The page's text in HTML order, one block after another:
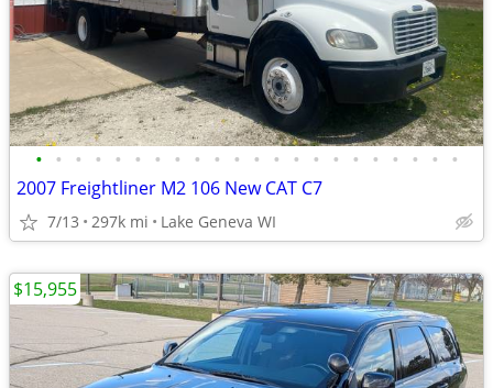
• • • • • • • • • • • • • • • • • • • • • •
2007 Freightliner M2 106 New CAT C7
7/13 297k mi Lake Geneva WI
$15,955